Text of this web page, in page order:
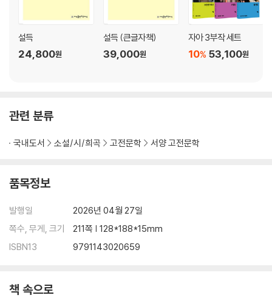
설득
24,800원
설득 (큰글자책)
39,000원
자아 3부작 세트
53,100원
10%
관련 분류
국내도서 소설/시/희곡 고전문학 서양 고전문학
품목정보
발행일
2026년 04월 27일
쪽수, 무게, 크기
211쪽 | 128*188*15mm
ISBN13
9791143020659
책 속으로